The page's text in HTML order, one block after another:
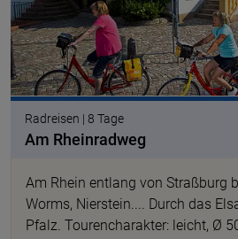
Radreisen | 8 Tage
Am Rheinradweg
Am Rhein entlang von Straßburg
Worms, Nierstein.... Durch das
Pfalz. Tourencharakter: leicht, Ø